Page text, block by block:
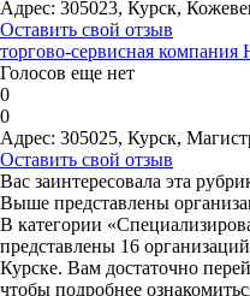
Адрес: 305023, Курск,
Оставить свой отзыв
торгово-сервисная компания
Голосов еще нет
0
0
Адрес: 305025, Курск,
Оставить свой отзыв
Вас заинтересовала эта
Выше представлены
В категории
представлены 16
Курске. Вам достаточно
чтобы подробнее